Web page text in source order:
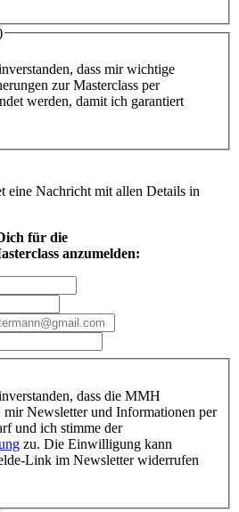
dass mir wichtige
zur Masterclass per
werden, damit ich garantiert
eine Nachricht mit allen Details in
für die
anzumelden:
dass die MMH
Newsletter und Informationen per
und ich stimme der
zu. Die Einwilligung kann
Link im Newsletter widerrufen